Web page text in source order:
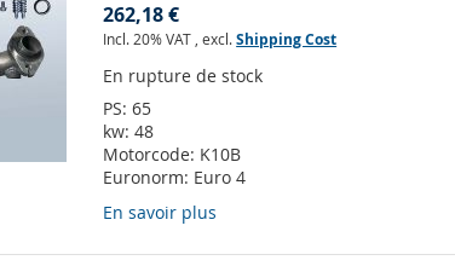
262,18 €
Incl. 20% VAT ,excl.Shipping Cost
En rupture de stock
PS:65
kw:48
Motorcode: K10B
Euronorm: Euro 4
En savoir plus